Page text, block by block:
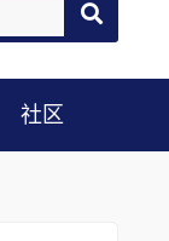
社区